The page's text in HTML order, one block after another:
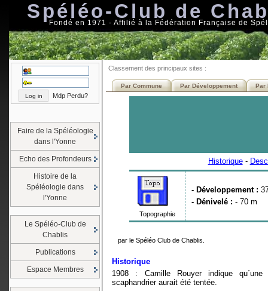
Spéléo-Club de
Fondé en 1971 - Affilié à la Fédération Française de
Mdp Perdu?
Faire de la Spéléologie
dans l'Yonne
Echo des Profondeurs
Histoire de la
Spéléologie dans
l'Yonne
Le Spéléo-Club de
Chablis
Publications
Espace Membres
Classement des principaux sites :
Par Commune Par Développement Par
Historique-
Topographie
- Développement :
- Dénivelé : - 70 m
par le Spéléo Club de Chablis.
Historique
1908 : Camille Rouyer indique qu´une
scaphandrier aurait été tentée.